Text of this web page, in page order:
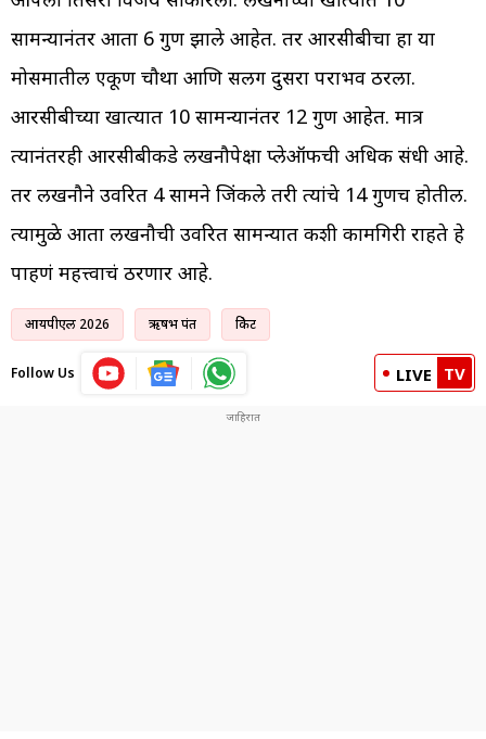
सामन्यानंतर आता 6 गुण झाले आहेत. तर आरसीबीचा हा या
मोसमातील एकूण चौथा आणि सलग दुसरा पराभव ठरला.
आरसीबीच्या खात्यात 10 सामन्यानंतर 12 गुण आहेत. मात्र
त्यानंतरही आरसीबीकडे लखनौपेक्षा प्लेऑफची अधिक संधी आहे.
तर लखनौने उर्वरित 4 सामने जिंकले तरी त्यांचे 14 गुणच होतील.
त्यामुळे आता लखनौची उर्वरित सामन्यात कशी कामगिरी राहते हे
पाहणं महत्त्वाचं ठरणार आहे.
आयपीएल 2026 ऋषभ पंत क्रिकेट
Follow Us LIVE TV